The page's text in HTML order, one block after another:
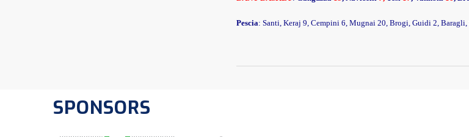
Pescia: Santi, Keraj 9, Cempini 6, Mugnai 20, Brogi, Guidi 2,
SPONSORS